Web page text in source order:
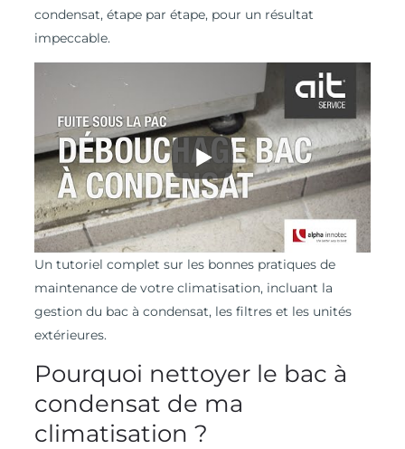
condensat, étape par étape, pour un résultat
impeccable.
Un tutoriel complet sur les bonnes pratiques de
maintenance de votre climatisation, incluant la
gestion du bac à condensat, les filtres et les unités
extérieures.
Pourquoi nettoyer le bac à
condensat de ma
climatisation ?